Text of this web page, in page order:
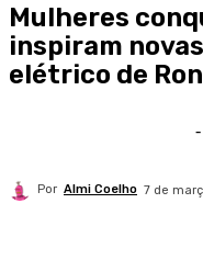
Mulheres
inspiram
elétrico de
Por Almi Coelho 7 de